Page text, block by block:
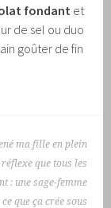
fondant et
de sel ou duo
goûter de fin
ma fille en plein
que tous les
: une sage-femme
que ça crée sous